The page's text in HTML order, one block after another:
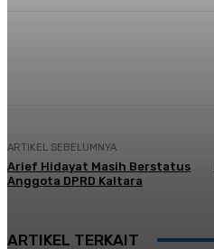
ARTIKEL SEBELUMNYA
Arief Hidayat Masih Berstatus
Anggota DPRD Kaltara
ARTIKEL TERKAIT